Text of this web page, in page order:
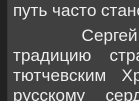
путь часто
Сергей
традицию
тютчевским
русскому